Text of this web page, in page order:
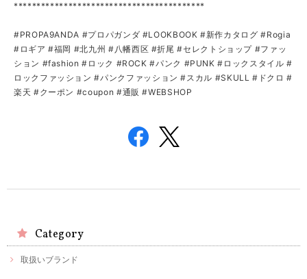
******************************************
#PROPA9ANDA #プロパガンダ #LOOKBOOK #新作カタログ #Rogia
#ロギア #福岡 #北九州 #八幡西区 #折尾 #セレクトショップ #ファッ
ション #fashion #ロック #ROCK #パンク #PUNK #ロックスタイル #
ロックファッション #パンクファッション #スカル #SKULL #ドクロ #
楽天 #クーポン #coupon #通販 #WEBSHOP
Category
取扱いブランド